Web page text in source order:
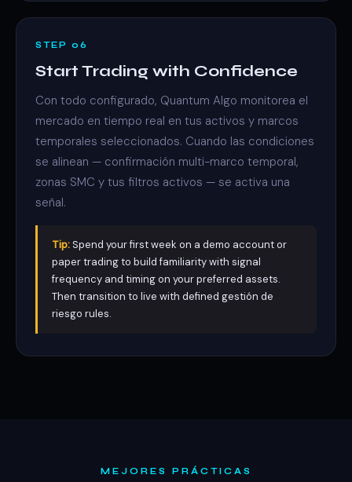
STEP 06
Start Trading with Confidence
Con todo configurado, Quantum Algo monitorea el
mercado en tiempo real en tus activos y marcos
temporales seleccionados. Cuando las condiciones
se alinean — confirmación multi-marco temporal,
zonas SMC y tus filtros activos — se activa una
señal.
Tip:Spend your first week on a demo account or
paper trading to build familiarity with signal
frequency and timing on your preferred assets.
Then transition to live with defined gestión de
riesgo rules.
MEJORES PRÁCTICAS